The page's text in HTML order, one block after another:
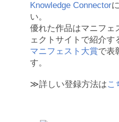
Knowledge Connector
い。
優れた作品はマニフェ
ェクトサイトで紹介す
マニフェスト大賞で表
す。
≫詳しい登録方法はこ